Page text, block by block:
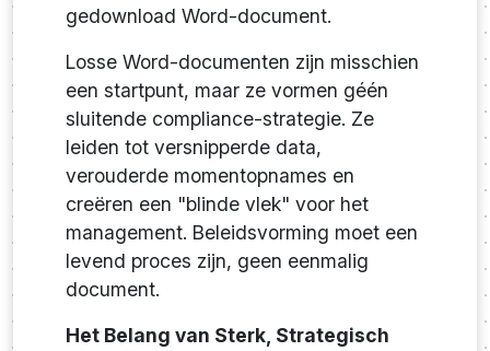
gedownload Word-document.
Losse Word-documenten zijn misschien
een startpunt, maar ze vormen géén
sluitende compliance-strategie. Ze
leiden tot versnipperde data,
verouderde momentopnames en
creëren een "blinde vlek" voor het
management. Beleidsvorming moet een
levend proces zijn, geen eenmalig
document.
Het Belang van Sterk, Strategisch